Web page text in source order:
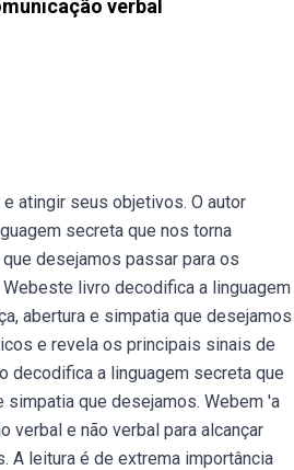
verbal
atingir seus objetivos. O autor
secreta que nos torna
desejamos passar para os
livro decodifica a linguagem
abertura e simpatia que desejamos
e revela os principais sinais de
decodifica a linguagem secreta que
que desejamos. Webem 'a
verbal e não verbal para alcançar
A leitura é de extrema importância